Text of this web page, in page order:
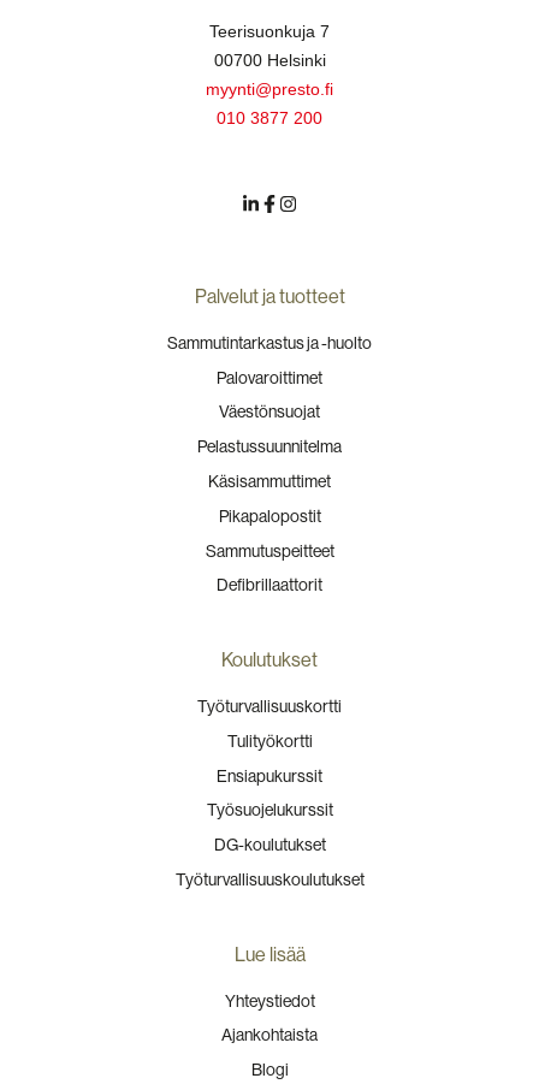
Teerisuonkuja 7
00700 Helsinki
myynti@presto.fi
010 3877 200
Palvelut ja tuotteet
Sammutintarkastus ja -huolto
Palovaroittimet
Väestönsuojat
Pelastussuunnitelma
Käsisammuttimet
Pikapalopostit
Sammutuspeitteet
Defibrillaattorit
Koulutukset
Työturvallisuuskortti
Tulityökortti
Ensiapukurssit
Työsuojelukurssit
DG-koulutukset
Työturvallisuuskoulutukset
Lue lisää
Yhteystiedot
Ajankohtaista
Blogi